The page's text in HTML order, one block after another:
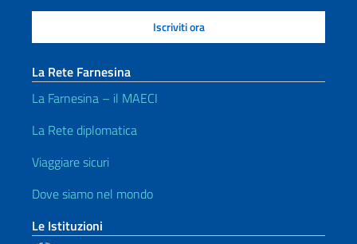
La Rete Farnesina
La Farnesina – il MAECI
La Rete diplomatica
Viaggiare sicuri
Dove siamo nel mondo
Le Istituzioni